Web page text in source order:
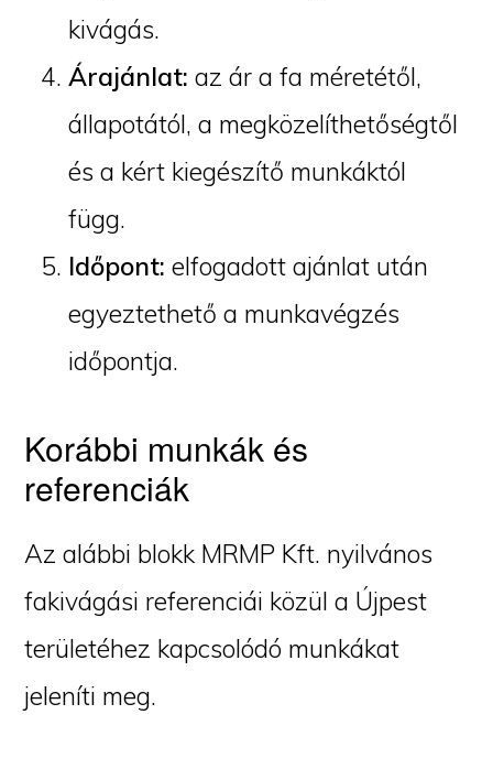
kivágás.
Árajánlat: az ár a fa méretétől,
állapotától, a megközelíthetőségtől
és a kért kiegészítő munkáktól
függ.
Időpont: elfogadott ajánlat után
egyeztethető a munkavégzés
időpontja.
Korábbi munkák és
referenciák
Az alábbi blokk MRMP Kft. nyilvános
fakivágási referenciái közül a Újpest
területéhez kapcsolódó munkákat
jeleníti meg.